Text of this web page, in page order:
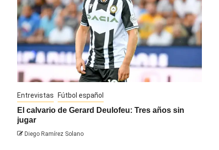
Entrevistas Fútbol español
El calvario de Gerard Deulofeu: Tres años sin
jugar
Diego Ramírez Solano